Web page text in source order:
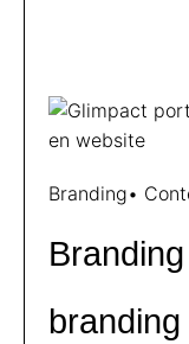
Branding•